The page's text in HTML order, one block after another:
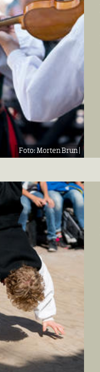
Morten Brun |